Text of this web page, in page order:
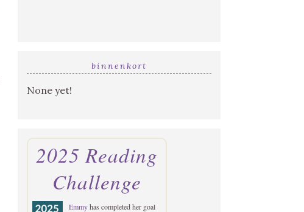
binnenkort
None yet!
2025 Reading
Challenge
Emmyhas completed her goal